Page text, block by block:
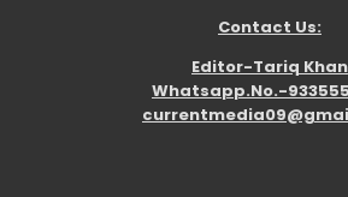
Contact Us:
Editor-Tariq Khan
Whatsapp.No.-